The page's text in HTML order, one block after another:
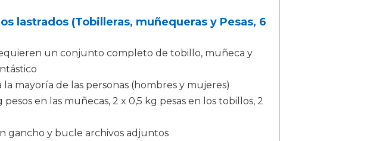
lastrados (Tobilleras, muñequeras y Pesas, 6
un conjunto completo de tobillo, muñeca y
la mayoría de las personas (hombres y mujeres)
en las muñecas, 2 x 0,5 kg pesas en los tobillos, 2
gancho y bucle archivos adjuntos